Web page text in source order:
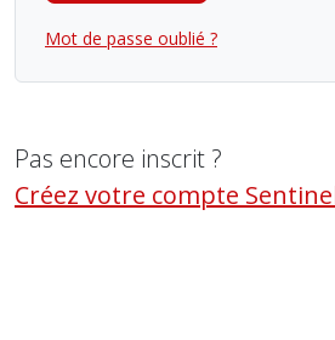
Mot de passe oublié ?
Pas encore inscrit ?
Créez votre compte